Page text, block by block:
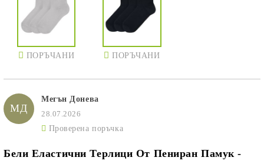
ПОРЪЧАНИ ПОРЪЧАНИ
МД
Мегън Донева
28.07.2026
Проверена поръчка
Бели Еластични Терлици От Пениран Памук -